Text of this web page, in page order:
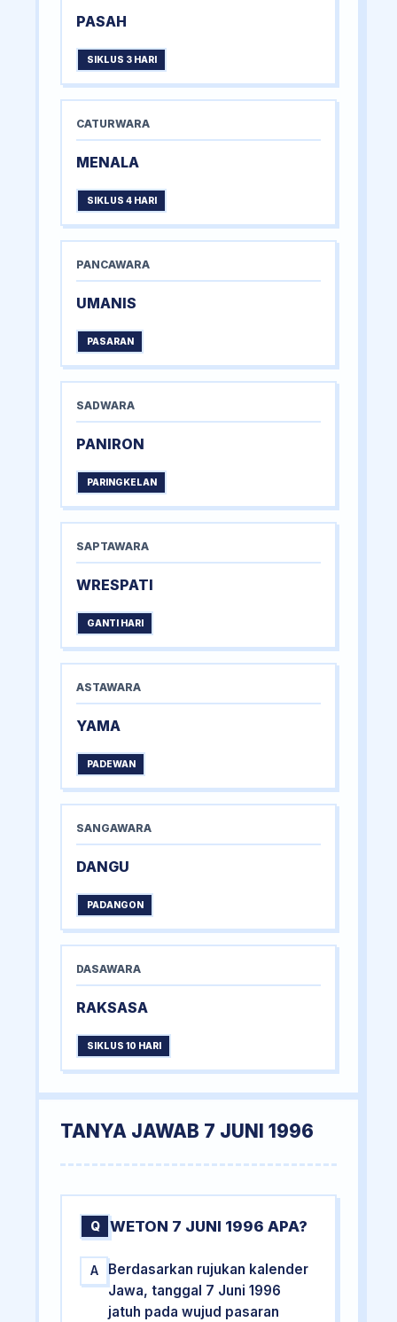
PASAH
SIKLUS 3 HARI
CATURWARA
MENALA
SIKLUS 4 HARI
PANCAWARA
UMANIS
PASARAN
SADWARA
PANIRON
PARINGKELAN
SAPTAWARA
WRESPATI
GANTI HARI
ASTAWARA
YAMA
PADEWAN
SANGAWARA
DANGU
PADANGON
DASAWARA
RAKSASA
SIKLUS 10 HARI
TANYA JAWAB 7 JUNI 1996
Q WETON 7 JUNI 1996 APA?
A
Berdasarkan rujukan kalender
Jawa, tanggal 7 Juni 1996
jatuh pada wujud pasaran